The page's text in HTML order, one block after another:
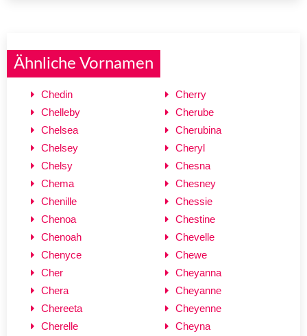
Ähnliche Vornamen
Chedin
Chelleby
Chelsea
Chelsey
Chelsy
Chema
Chenille
Chenoa
Chenoah
Chenyce
Cher
Chera
Chereeta
Cherelle
Cherry
Cherube
Cherubina
Cheryl
Chesna
Chesney
Chessie
Chestine
Chevelle
Chewe
Cheyanna
Cheyanne
Cheyenne
Cheyna